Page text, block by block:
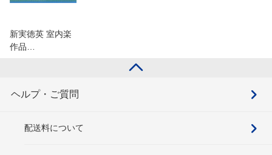
新実徳英 室内楽
作品…
ヘルプ・ご質問
配送料について